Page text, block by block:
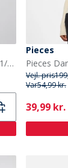
French Connection Mænd 1/2 Lynlås Uld Trøje Marine
Pieces
Vejl. pris
Var54,99 kr.
Current
39,99 kr.